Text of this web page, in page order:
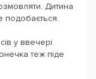
Дитина
подобається.
у ввечері.
теж піде